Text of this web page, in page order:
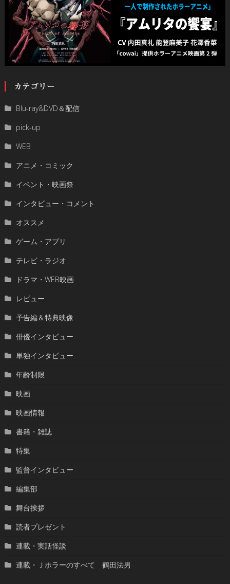
カテゴリー
Blu-ray&DVD＆配信
pick-up
WEB
アニメ・コミック
イベント・映画祭
インタビュー・コメント
オススメ
ゲーム・アプリ
テレビ・ラジオ
ドラマ・WEB映画
レビュー
予告編＆特典映像
俳優インタビュー
単独インタビュー
年齢制限
映画
映画情報
書籍・雑誌
特集
監督インタビュー
編集部
舞台挨拶
読者プレゼント
連載・実話怪談
連載・Ｊホラーのすべて 鶴田法男